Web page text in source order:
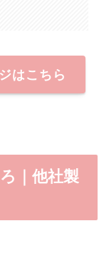
はこちら
｜他社製